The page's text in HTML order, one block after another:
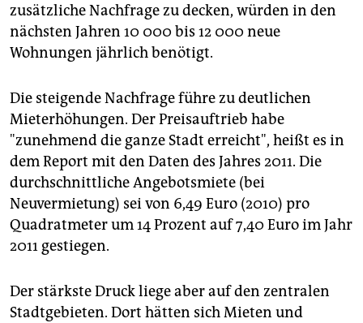
genossenschaft
epaper login
zusätzliche Nachfrage zu decken, würden in den
nächsten Jahren 10 000 bis 12 000 neue
Wohnungen jährlich benötigt.
Die steigende Nachfrage führe zu deutlichen
Mieterhöhungen. Der Preisauftrieb habe
"zunehmend die ganze Stadt erreicht", heißt es in
dem Report mit den Daten des Jahres 2011. Die
durchschnittliche Angebotsmiete (bei
Neuvermietung) sei von 6,49 Euro (2010) pro
Quadratmeter um 14 Prozent auf 7,40 Euro im Jahr
2011 gestiegen.
Der stärkste Druck liege aber auf den zentralen
Stadtgebieten. Dort hätten sich Mieten und